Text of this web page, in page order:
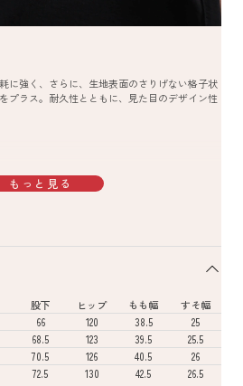
に強く、さらに、生地表面のさりげない格子状
プラス。耐久性とともに、見た目のデザイン性
もっと見る
股下 ヒップ もも幅
すそ幅
66 120 38.5
25
68.5 123 39.5
25.5
70.5 126 40.5
26
72.5 130 42.5 26.5